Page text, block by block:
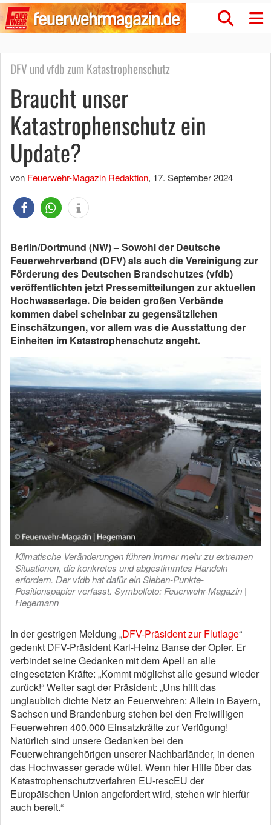
DFV und vfdb zum Katastrophenschutz
Braucht unser
Katastrophenschutz ein
Update?
von Feuerwehr-Magazin Redaktion, 17. September 2024
Berlin/Dortmund (NW) – Sowohl der Deutsche
Feuerwehrverband (DFV) als auch die Vereinigung zur
Förderung des Deutschen Brandschutzes (vfdb)
veröffentlichten jetzt Pressemitteilungen zur aktuellen
Hochwasserlage. Die beiden großen Verbände
kommen dabei scheinbar zu gegensätzlichen
Einschätzungen, vor allem was die Ausstattung der
Einheiten im Katastrophenschutz angeht.
Klimatische Veränderungen führen immer mehr zu extremen
Situationen, die konkretes und abgestimmtes Handeln
erfordern. Der vfdb hat dafür ein Sieben-Punkte-
Positionspapier verfasst. Symbolfoto: Feuerwehr-Magazin |
Hegemann
In der gestrigen Meldung „DFV-Präsident zur Flutlage“
gedenkt DFV-Präsident Karl-Heinz Banse der Opfer. Er
verbindet seine Gedanken mit dem Apell an alle
eingesetzten Kräfte: „Kommt möglichst alle gesund wieder
zurück!“ Weiter sagt der Präsident: „Uns hilft das
unglaublich dichte Netz an Feuerwehren: Allein in Bayern,
Sachsen und Brandenburg stehen bei den Freiwilligen
Feuerwehren 400.000 Einsatzkräfte zur Verfügung!
Natürlich sind unsere Gedanken bei den
Feuerwehrangehörigen unserer Nachbarländer, in denen
das Hochwasser gerade wütet. Wenn hier Hilfe über das
Katastrophenschutzverfahren EU-rescEU der
Europäischen Union angefordert wird, stehen wir hierfür
auch bereit.“